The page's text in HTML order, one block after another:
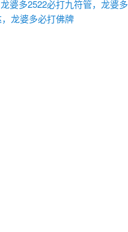
龙婆多2522必打九符管，龙婆多
龙婆多必打佛牌